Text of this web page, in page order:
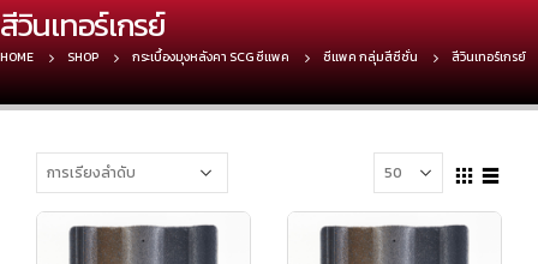
สีวินเทอร์เกรย์
HOME SHOP กระเบื้องมุงหลังคา SCG ซีแพค ซีแพค กลุ่มสีซีซั่น สีวินเทอร์เกรย์